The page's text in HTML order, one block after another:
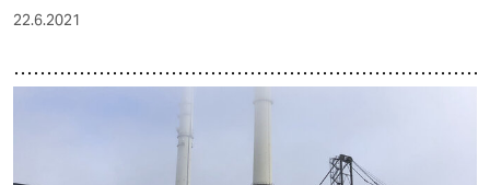
22.6.2021